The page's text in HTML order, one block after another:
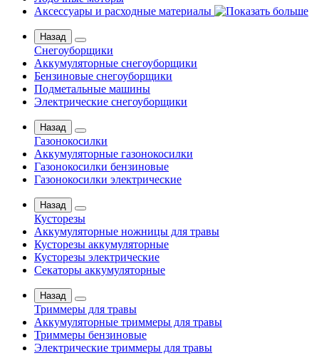
Аксессуары и расходные материалы
Назад
Снегоуборщики
Аккумуляторные снегоуборщики
Бензиновые снегоуборщики
Подметальные машины
Электрические снегоуборщики
Назад
Газонокосилки
Аккумуляторные газонокосилки
Газонокосилки бензиновые
Газонокосилки электрические
Назад
Кусторезы
Аккумуляторные ножницы для травы
Кусторезы аккумуляторные
Кусторезы электрические
Секаторы аккумуляторные
Назад
Триммеры для травы
Аккумуляторные триммеры для травы
Триммеры бензиновые
Электрические триммеры для травы